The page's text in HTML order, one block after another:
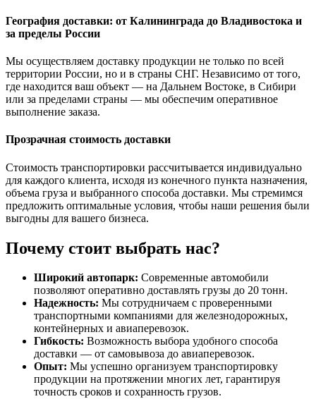
География доставки: от Калининграда до Владивостока и
за пределы России
Мы осуществляем доставку продукции не только по всей
территории России, но и в страны СНГ. Независимо от того,
где находится ваш объект — на Дальнем Востоке, в Сибири
или за пределами страны — мы обеспечим оперативное
выполнение заказа.
Прозрачная стоимость доставки
Стоимость транспортировки рассчитывается индивидуально
для каждого клиента, исходя из конечного пункта назначения,
объема груза и выбранного способа доставки. Мы стремимся
предложить оптимальные условия, чтобы наши решения были
выгодны для вашего бизнеса.
Почему стоит выбрать нас?
Широкий автопарк: Современные автомобили
позволяют оперативно доставлять грузы до 20 тонн.
Надежность: Мы сотрудничаем с проверенными
транспортными компаниями для железнодорожных,
контейнерных и авиаперевозок.
Гибкость: Возможность выбора удобного способа
доставки — от самовывоза до авиаперевозок.
Опыт: Мы успешно организуем транспортировку
продукции на протяжении многих лет, гарантируя
точность сроков и сохранность грузов.